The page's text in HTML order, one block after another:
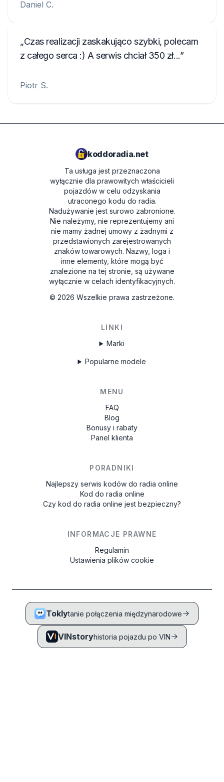
Daniel C.
Czas realizacji zaskakująco szybki, polecam
z całego serca :) A serwis chciał 350 zł...
Piotr S.
koddoradia.net
Ta usługa jest przeznaczona
wyłącznie dla prawowitych właścicieli
pojazdów w celu odzyskania
utraconego kodu do radia.
Nadużywanie jest surowo zabronione.
Nie należymy, nie reprezentujemy ani
nie mamy żadnej umowy z żadnymi z
przedstawionych zarejestrowanych
znaków towarowych. Nazwy, loga i
inne elementy, które mogą być
znalezione na tej stronie, są używane
wyłącznie w celach identyfikacyjnych.
© 2026 Wszelkie prawa zastrzeżone.
LINKI
Marki
Popularne modele
MENU
FAQ
Blog
Bonusy i rabaty
Panel klienta
PORADNIKI
Najlepszy serwis kodów do radia online
Kod do radia online
Czy kod do radia online jest bezpieczny?
INFORMACJE PRAWNE
Regulamin
Ustawienia plików cookie
Toklytanie połączenia międzynarodowe
VINstoryhistoria pojazdu po VIN